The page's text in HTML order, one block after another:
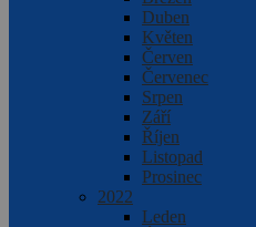
Duben
Květen
Červen
Červenec
Srpen
Září
Říjen
Listopad
Prosinec
2022
Leden